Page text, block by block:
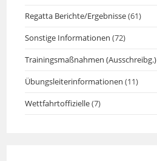
Regatta Berichte/Ergebnisse(61)
Sonstige Informationen (72)
Trainingsmaßnahmen (Ausschreibg.)
Übungsleiterinformationen (11)
Wettfahrtoffizielle(7)